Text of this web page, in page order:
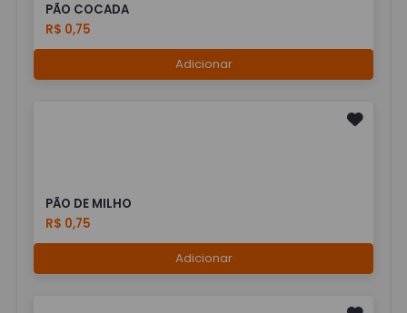
PÃO COCADA
R$ 0,75
Adicionar
PÃO DE MILHO
R$ 0,75
Adicionar